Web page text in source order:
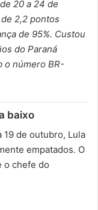
20 a 24 de
2,2 pontos
de 95%. Custou
do Paraná
o número BR-
baixo
19 de outubro, Lula
empatados. O
o chefe do